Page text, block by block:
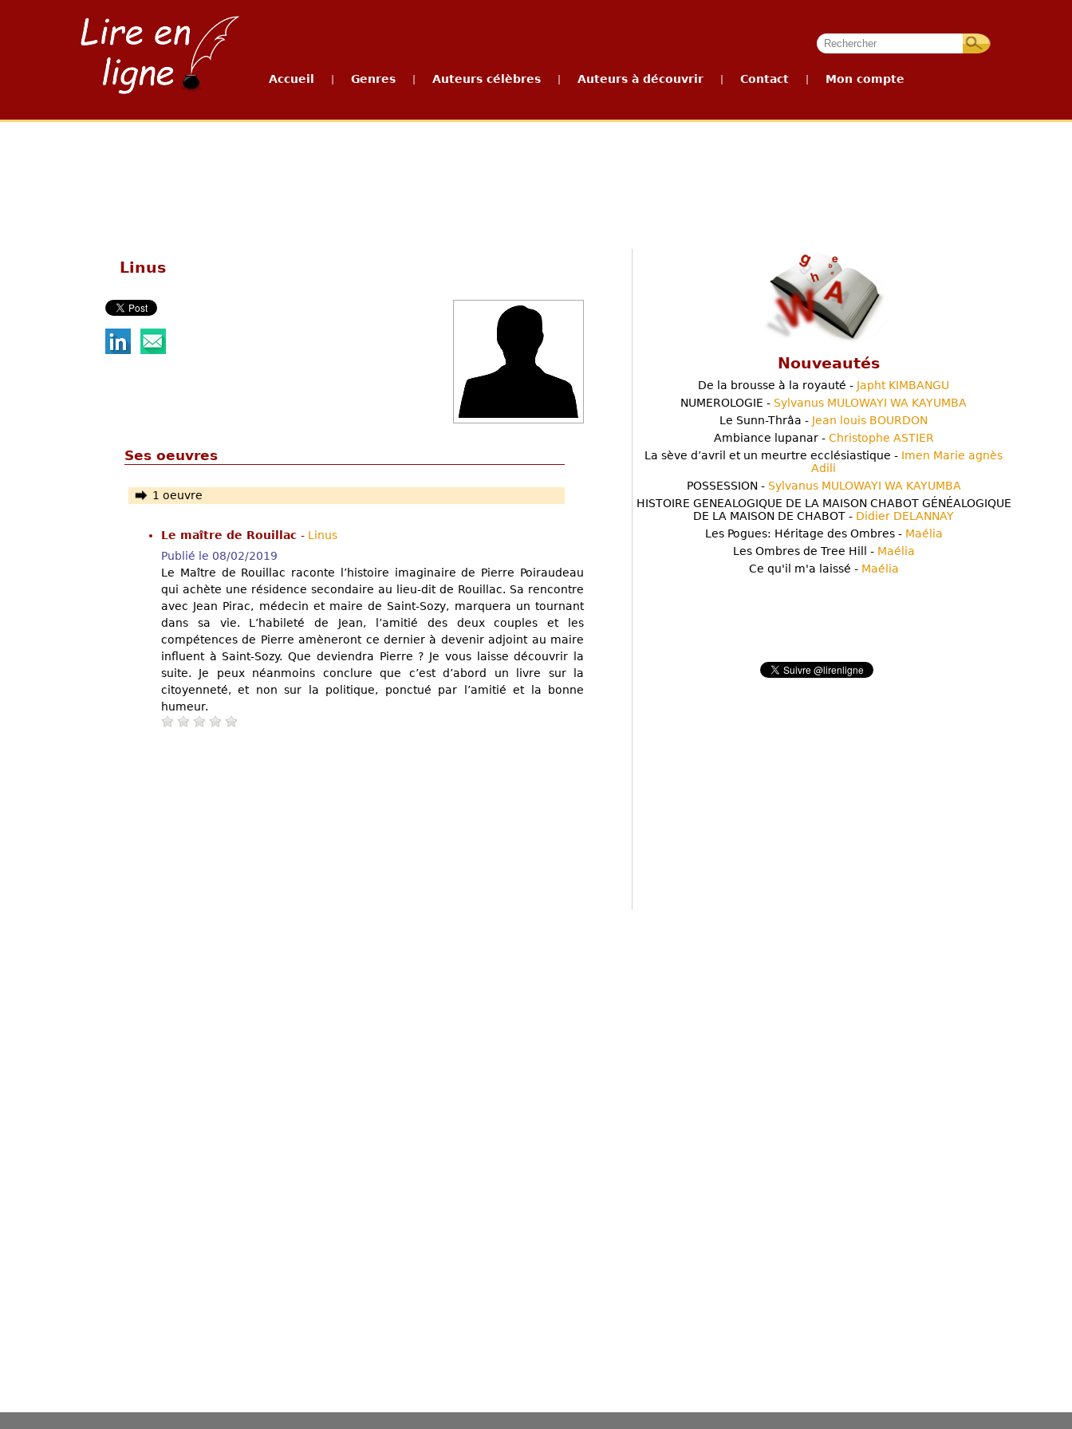
Accueil Genres Auteurs célèbres Auteurs à découvrir Contact Mon compte
Linus
Ses oeuvres
1 oeuvre
Le maître de Rouillac - Linus
Publié le 08/02/2019
Le Maître de Rouillac raconte l’histoire imaginaire de Pierre Poiraudeau
qui achète une résidence secondaire au lieu-dit de Rouillac. Sa rencontre
avec Jean Pirac, médecin et maire de Saint-Sozy, marquera un tournant
dans sa vie. L’habileté de Jean, l’amitié des deux couples et les
compétences de Pierre amèneront ce dernier à devenir adjoint au maire
influent à Saint-Sozy. Que deviendra Pierre ? Je vous laisse découvrir la
suite. Je peux néanmoins conclure que c’est d’abord un livre sur la
citoyenneté, et non sur la politique, ponctué par l’amitié et la bonne
humeur.
Nouveautés
De la brousse à la royauté - Japht KIMBANGU
NUMEROLOGIE - Sylvanus MULOWAYI WA KAYUMBA
Le Sunn-Thrâa - Jean louis BOURDON
Ambiance lupanar - Christophe ASTIER
La sève d’avril et un meurtre ecclésiastique - Imen Marie agnès
Adili
POSSESSION - Sylvanus MULOWAYI WA KAYUMBA
HISTOIRE GENEALOGIQUE DE LA MAISON CHABOT GÉNÉALOGIQUE
DE LA MAISON DE CHABOT - Didier DELANNAY
Les Pogues: Héritage des Ombres - Maélia
Les Ombres de Tree Hill - Maélia
Ce qu'il m'a laissé - Maélia